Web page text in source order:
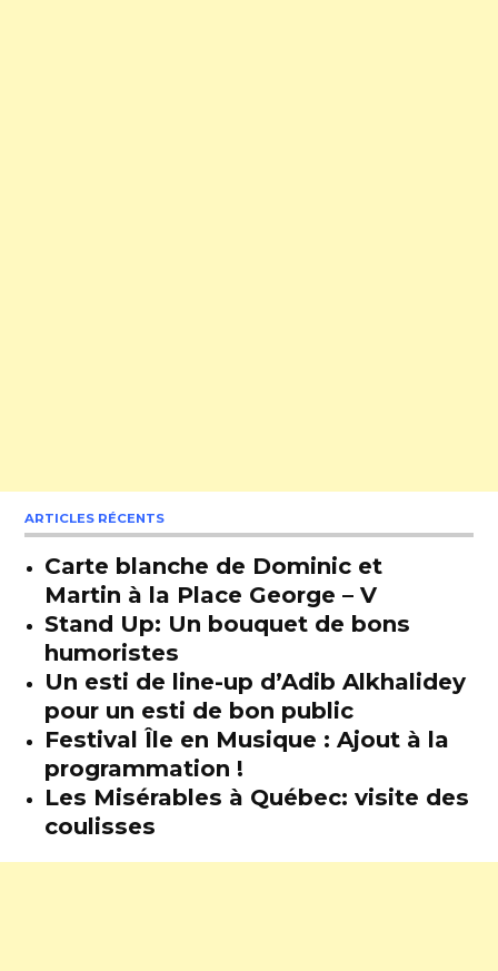
ARTICLES RÉCENTS
Carte blanche de Dominic et
Martin à la Place George – V
Stand Up: Un bouquet de bons
humoristes
Un esti de line-up d’Adib Alkhalidey
pour un esti de bon public
Festival Île en Musique : Ajout à la
programmation !
Les Misérables à Québec: visite des
coulisses